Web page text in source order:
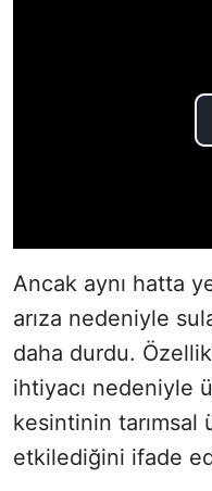
Ancak aynı hatta
arıza nedeniyle
daha durdu.
ihtiyacı nedeniyle
kesintinin tarımsal
etkilediğini ifade